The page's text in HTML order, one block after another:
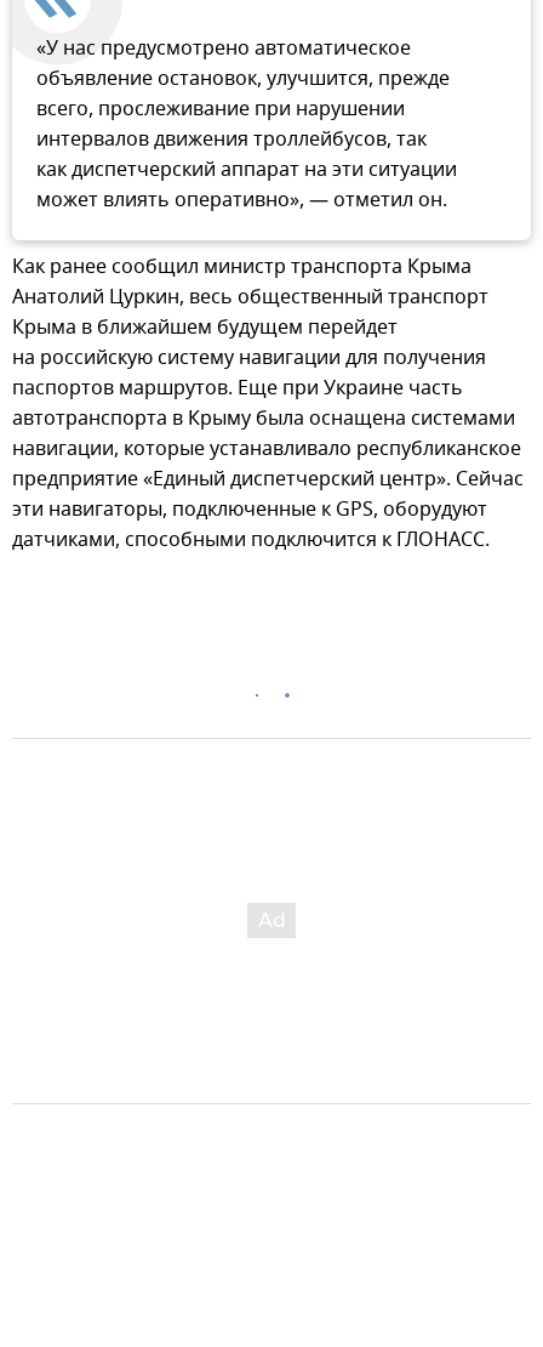
«У нас предусмотрено автоматическое
объявление остановок, улучшится, прежде
всего, прослеживание при нарушении
интервалов движения троллейбусов, так
как диспетчерский аппарат на эти ситуации
может влиять оперативно», — отметил он.
Как ранее сообщил министр транспорта Крыма
Анатолий Цуркин, весь общественный транспорт
Крыма в ближайшем будущем перейдет
на российскую систему навигации для получения
паспортов маршрутов. Еще при Украине часть
автотранспорта в Крыму была оснащена системами
навигации, которые устанавливало республиканское
предприятие «Единый диспетчерский центр». Сейчас
эти навигаторы, подключенные к GPS, оборудуют
датчиками, способными подключится к ГЛОНАСС.